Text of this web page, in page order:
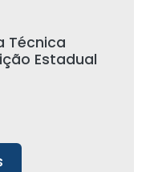
Técnica
Estadual